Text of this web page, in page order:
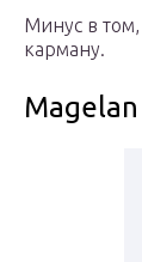
Минус в том,
карману.
Magelan